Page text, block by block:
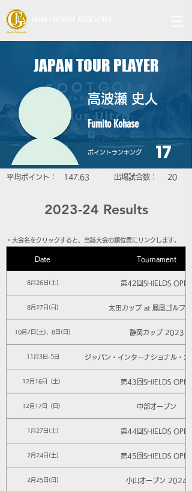
JAPAN TOUR PLAYER
高波瀬 史人
Fumito Kohase
​ポイントランキング 17
平均ポイント： 147.63 ​出場試合数： 20
2023-24 Results
​・大会名をクリックすると、当該大会の順位表にリンクします。
Date Tournament
8月26日(土) 第42回SHIELDS OPEN
8月27日(日) 太田カップ at 鳳凰ゴルフ倶
10月7日(土)、8日(日) 静岡カップ 2023
11月3日-5日 ジャパン・インターナショナル・
12月16日（土） 第43回SHIELDS OPEN
12月17日（日） 中部オープン
1月27日(土) 第44回SHIELDS OPEN
2月24日(土) 第45回SHIELDS OPEN
2月25日(日) 小山オープン 2024